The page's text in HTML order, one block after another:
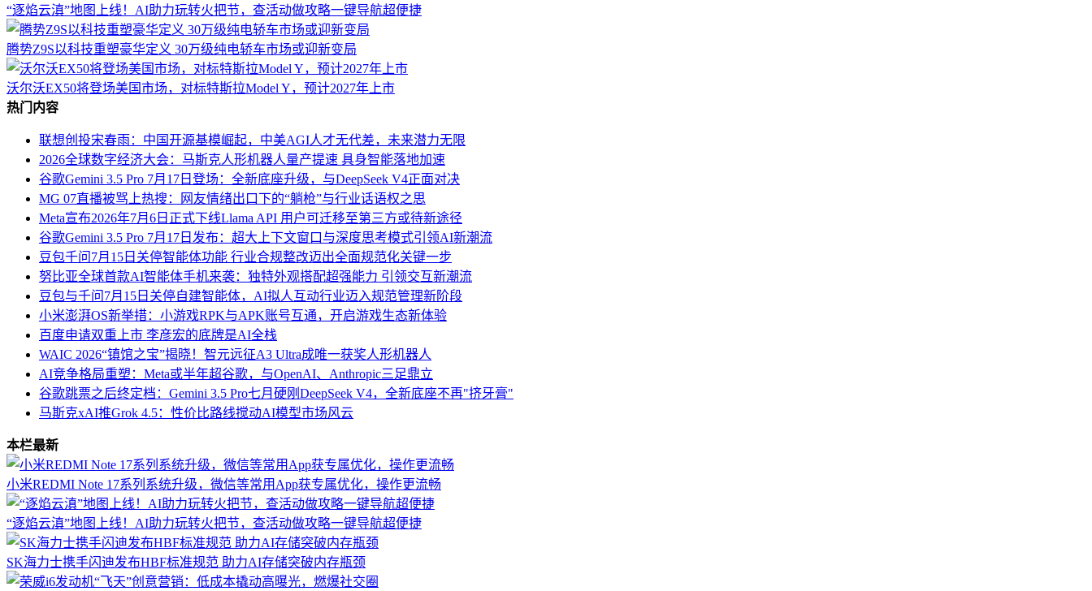
“逐焰云滇”地图上线！AI助力玩转火把节，查活动做攻略一键导航超便捷
腾势Z9S以科技重塑豪华定义 30万级纯电轿车市场或迎新变局
沃尔沃EX50将登场美国市场，对标特斯拉Model Y，预计2027年上市
热门内容
联想创投宋春雨：中国开源基模崛起，中美AGI人才无代差，未来潜力无限
2026全球数字经济大会：马斯克人形机器人量产提速 具身智能落地加速
谷歌Gemini 3.5 Pro 7月17日登场：全新底座升级，与DeepSeek V4正面对决
MG 07直播被骂上热搜：网友情绪出口下的“躺枪”与行业话语权之思
Meta宣布2026年7月6日正式下线Llama API 用户可迁移至第三方或待新途径
谷歌Gemini 3.5 Pro 7月17日发布：超大上下文窗口与深度思考模式引领AI新潮流
豆包千问7月15日关停智能体功能 行业合规整改迈出全面规范化关键一步
努比亚全球首款AI智能体手机来袭：独特外观搭配超强能力 引领交互新潮流
豆包与千问7月15日关停自建智能体，AI拟人互动行业迈入规范管理新阶段
小米澎湃OS新举措：小游戏RPK与APK账号互通，开启游戏生态新体验
百度申请双重上市 李彦宏的底牌是AI全栈
WAIC 2026“镇馆之宝”揭晓！智元远征A3 Ultra成唯一获奖人形机器人
AI竞争格局重塑：Meta或半年超谷歌，与OpenAI、Anthropic三足鼎立
谷歌跳票之后终定档：Gemini 3.5 Pro七月硬刚DeepSeek V4，全新底座不再"挤牙膏"
马斯克xAI推Grok 4.5：性价比路线搅动AI模型市场风云
本栏最新
小米REDMI Note 17系列系统升级，微信等常用App获专属优化，操作更流畅
“逐焰云滇”地图上线！AI助力玩转火把节，查活动做攻略一键导航超便捷
SK海力士携手闪迪发布HBF标准规范 助力AI存储突破内存瓶颈